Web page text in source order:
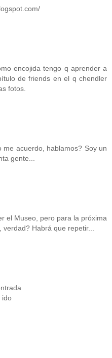
encojida tengo q aprender a
de friends en el q chendler
fotos.
me acuerdo, hablamos? Soy un
gente...
el Museo, pero para la próxima
Habrá que repetir...
ido